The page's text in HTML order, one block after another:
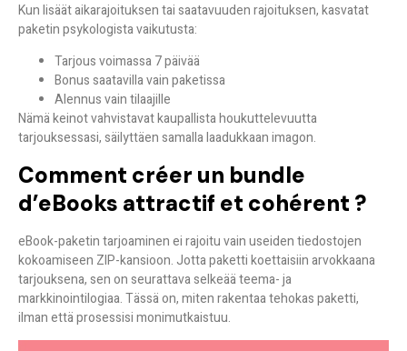
Kun lisäätaikarajoituksen tai saatavuuden rajoituksen, kasvatat
paketin psykologista vaikutusta:
Tarjous voimassa 7 päivää
Bonus saatavilla vain paketissa
Alennus vain tilaajille
Nämä keinot vahvistavatkaupallista houkuttelevuutta
tarjouksessasi, säilyttäen samalla laadukkaan imagon.
Comment créer un bundle
d’eBooks attractif et cohérent ?
eBook-paketin tarjoaminen ei rajoitu vain useiden tiedostojen
kokoamiseen ZIP-kansioon. Jotta paketti koettaisiin arvokkaana
tarjouksena, sen on seurattava selkeää teema- ja
markkinointilogiaa. Tässä on, miten rakentaa tehokas paketti,
ilman että prosessisi monimutkaistuu.